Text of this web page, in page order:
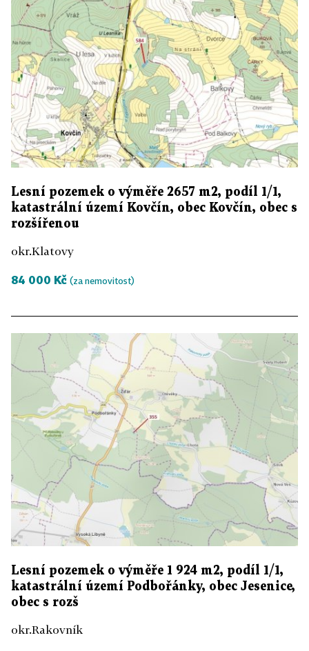
Lesní pozemek o výměře 2657 m2, podíl 1/1,
katastrální území Kovčín, obec Kovčín, obec s
rozšířenou
okr.Klatovy
84 000 Kč (za nemovitost)
Lesní pozemek o výměře 1 924 m2, podíl 1/1,
katastrální území Podbořánky, obec Jesenice,
obec s rozš
okr.Rakovník